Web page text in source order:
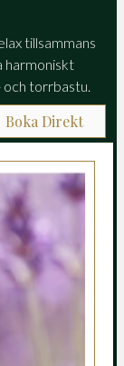
tillsammans
harmoniskt
och torrbastu.
Boka Direkt